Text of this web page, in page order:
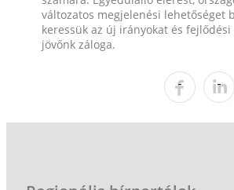
változatos megjelenési lehetőséget
keressük az új irányokat és fejlődési
jövőnk záloga.